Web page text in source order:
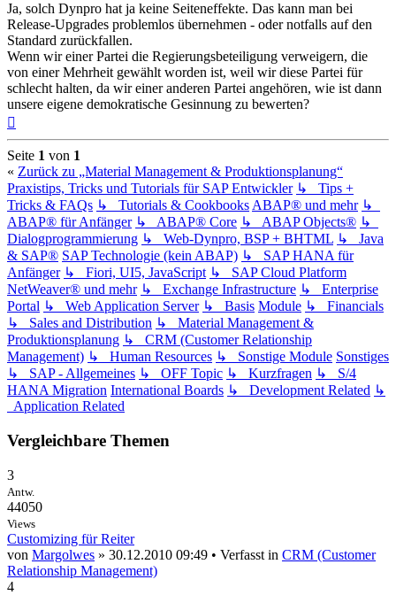
Ja, solch Dynpro hat ja keine Seiteneffekte. Das kann man bei
Release-Upgrades problemlos übernehmen - oder notfalls auf den
Standard zurückfallen.
Wenn wir einer Partei die Regierungsbeteiligung verweigern, die
von einer Mehrheit gewählt worden ist, weil wir diese Partei für
schlecht halten, da wir einer anderen Partei angehören, wie ist dann
unsere eigene demokratische Gesinnung zu bewerten?
Seite 1 von 1
« Zurück zu „Material Management & Produktionsplanung“
Praxistips, Tricks und Tutorials für SAP Entwickler ↳ Tips +
Tricks & FAQs ↳ Tutorials & Cookbooks ABAP® und mehr ↳
ABAP® für Anfänger ↳ ABAP® Core ↳ ABAP Objects® ↳
Dialogprogrammierung ↳ Web-Dynpro, BSP + BHTML ↳ Java
& SAP® SAP Technologie (kein ABAP) ↳ SAP HANA für
Anfänger ↳ Fiori, UI5, JavaScript ↳ SAP Cloud Platform
NetWeaver® und mehr ↳ Exchange Infrastructure ↳ Enterprise
Portal ↳ Web Application Server ↳ Basis Module ↳ Financials
↳ Sales and Distribution ↳ Material Management &
Produktionsplanung ↳ CRM (Customer Relationship
Management) ↳ Human Resources ↳ Sonstige Module Sonstiges
↳ SAP - Allgemeines ↳ OFF Topic ↳ Kurzfragen ↳ S/4
HANA Migration International Boards ↳ Development Related ↳
Application Related
Vergleichbare Themen
3
Antw.
44050
Views
Customizing für Reiter
von Margolwes » 30.12.2010 09:49 • Verfasst in CRM (Customer
Relationship Management)
4